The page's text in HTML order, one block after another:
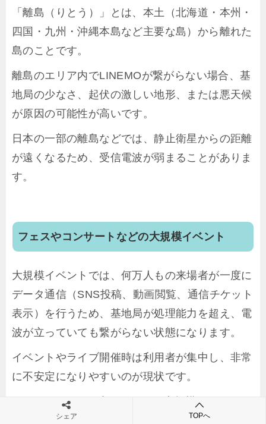
「離島（りとう）」とは、本土（北海道・本州・
四国・九州・沖縄本島など主要な島）から離れた
島のことです。
離島のエリア内でLINEMOが繋がらない場合、基
地局の少なさ、起伏の激しい地形、または悪天候
が原因の可能性が高いです。
日本の一部の離島などでは、静止衛星からの距離
が遠くなるため、受信電波が弱まることがありま
す。
フェスやコンサートなどの大規模イベント
大規模イベントでは、何万人もの来場者が一度に
データ通信（SNS投稿、動画閲覧、通信チケット
表示）を行うため、基地局が処理能力を超え、電
波が立っていても繋がらない状態になります。
イベントやライブ開催時は利用者が集中し、非常
に不安定になりやすいのが現状です。
LINEMOのエリア内であっても大規模なコンサー
トや野外フェスでは、回線速度が一気に遅くなっ
シェア TOPへ